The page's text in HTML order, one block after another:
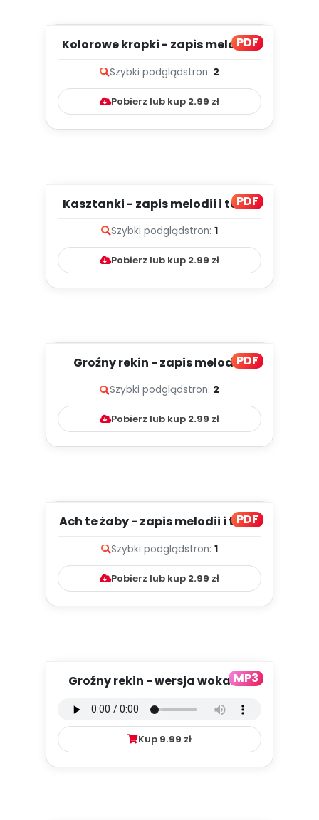
PDF
Kolorowe kropki - zapis melodii i
Szybki podglądstron: 2
Pobierz lub kup 2.99 zł
PDF
Kasztanki - zapis melodii i tekst
Szybki podglądstron: 1
Pobierz lub kup 2.99 zł
PDF
Groźny rekin - zapis melodii i
Szybki podglądstron: 2
Pobierz lub kup 2.99 zł
PDF
Ach te żaby - zapis melodii i tekst
Szybki podglądstron: 1
Pobierz lub kup 2.99 zł
MP3
Groźny rekin - wersja wokalna
Kup 9.99 zł